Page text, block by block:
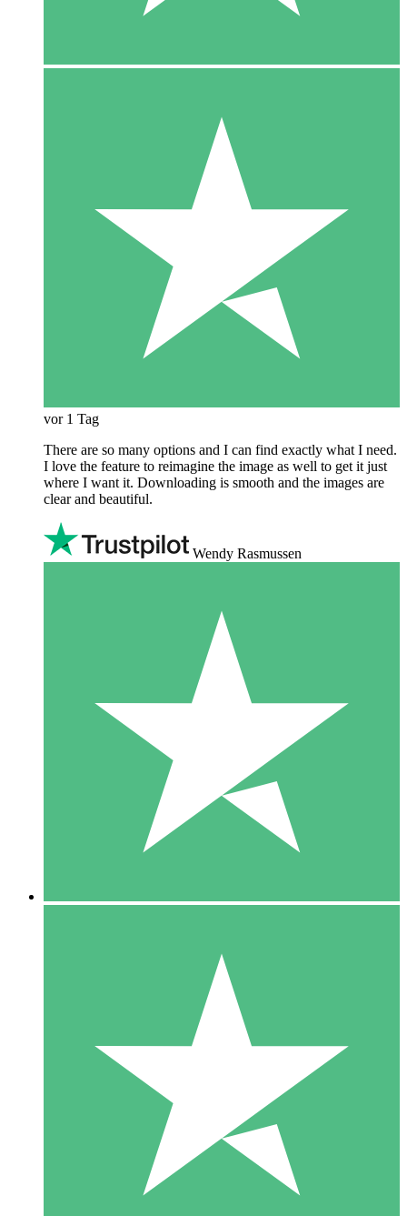
vor 1 Tag
There are so many options and I can find exactly what I need.
I love the feature to reimagine the image as well to get it just
where I want it. Downloading is smooth and the images are
clear and beautiful.
Wendy Rasmussen